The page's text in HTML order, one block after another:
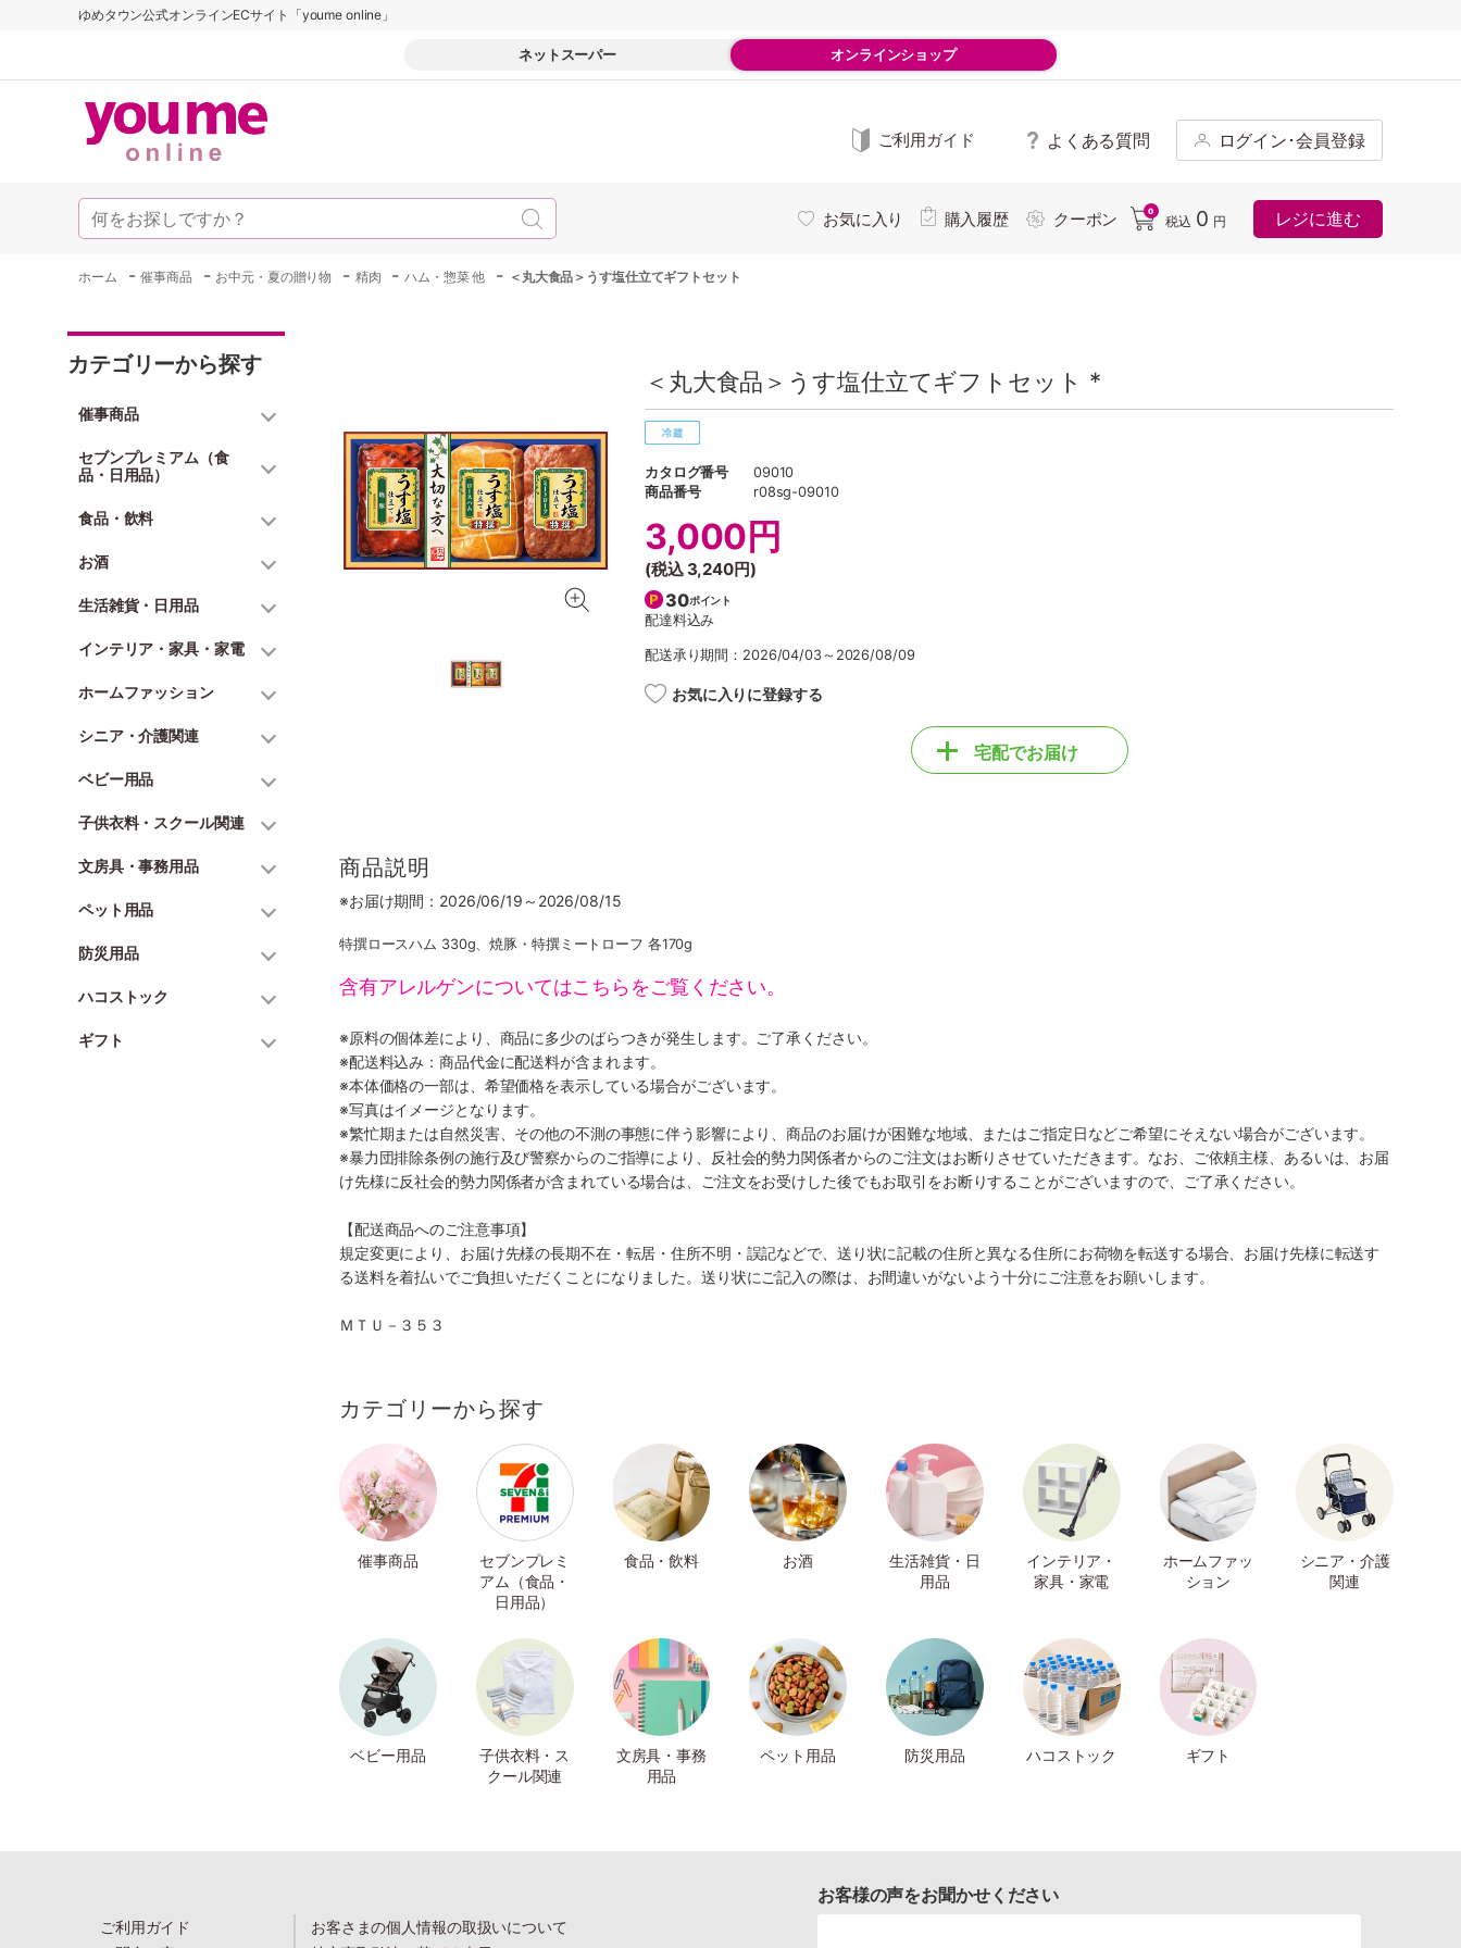
ゆめタウン公式オンラインECサイト「youme online」
ネットスーパー オンラインショップ
ご利用ガイド よくある質問 ログイン･会員登録
お気に入り 購入履歴 クーポン 0
税込 0 円 レジに進む
ホーム -催事商品 - お中元・夏の贈り物 - 精肉 -ハム・惣菜 他 - ＜丸大食品＞うす塩仕立てギフトセット
カテゴリーから探す
催事商品
セブンプレミアム（食
品・日用品）
食品・飲料
お酒
生活雑貨・日用品
インテリア・家具・家電
ホームファッション
シニア・介護関連
ベビー用品
子供衣料・スクール関連
文房具・事務用品
ペット用品
防災用品
ハコストック
ギフト
＜丸大食品＞うす塩仕立てギフトセット *
カタログ番号
09010
商品番号
r08sg-09010
3,000円
(税込 3,240円)
30ポイント
配達料込み
配送承り期間：2026/04/03～2026/08/09
お気に入りに登録する
宅配でお届け
商品説明
※お届け期間：2026/06/19～2026/08/15
特撰ロースハム 330g、焼豚・特撰ミートローフ 各170g
含有アレルゲンについてはこちらをご覧ください。
※原料の個体差により、商品に多少のばらつきが発生します。ご了承ください。
※配送料込み：商品代金に配送料が含まれます。
※本体価格の一部は、希望価格を表示している場合がございます。
※写真はイメージとなります。
※繁忙期または自然災害、その他の不測の事態に伴う影響により、商品のお届けが困難な地域、またはご指定日などご希望にそえない場合がございます。
※暴力団排除条例の施行及び警察からのご指導により、反社会的勢力関係者からのご注文はお断りさせていただきます。なお、ご依頼主様、あるいは、お届
け先様に反社会的勢力関係者が含まれている場合は、ご注文をお受けした後でもお取引をお断りすることがございますので、ご了承ください。
【配送商品へのご注意事項】
規定変更により、お届け先様の長期不在・転居・住所不明・誤記などで、送り状に記載の住所と異なる住所にお荷物を転送する場合、お届け先様に転送す
る送料を着払いでご負担いただくことになりました。送り状にご記入の際は、お間違いがないよう十分にご注意をお願いします。
ＭＴＵ－３５３
カテゴリーから探す
催事商品
セブンプレミ
アム（食品・
日用品）
食品・飲料 お酒
生活雑貨・日
用品
インテリア・
家具・家電
ホームファッ
ション
シニア・介護
関連
ベビー用品
子供衣料・ス
クール関連
文房具・事務
用品
ペット用品 防災用品 ハコストック ギフト
ご利用ガイド
お客さまの個人情報の取扱いについて
お客様の声をお聞かせください